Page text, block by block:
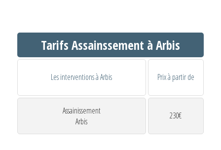
Tarifs Assainssement à Arbis
Les interventions à Arbis Prix à partir de
Assainissement
Arbis
230€